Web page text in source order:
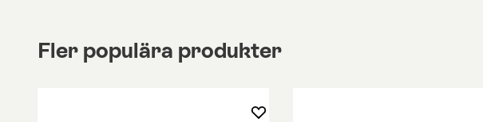
Fler populära produkter